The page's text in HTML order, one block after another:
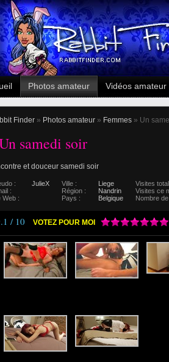
Photos amateur Vidéos amateur
Finder » Photos amateur » Femmes » Un
samedi soir
et douceur samedi soir
: JulieX Ville : Liege Visites
:
Région : Nandrin Visites ce
Web :
Pays : Belgique Nombre
/ 10 VOTEZ POUR MOI